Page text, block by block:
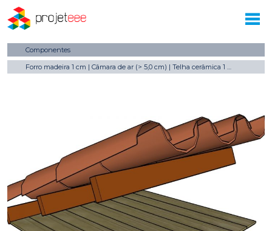
Componentes
Forro madeira 1 cm | Câmara de ar (> 5,0 cm) | Telha cerâmica 1 cm